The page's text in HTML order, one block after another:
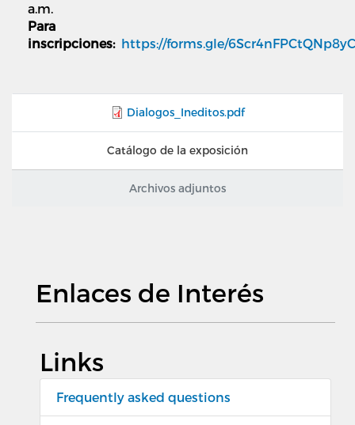
a.m.
Para
inscripciones: https://forms.gle/
Archivos adjuntos
Dialogos_Ineditos.pdf
Catálogo de la exposición
Enlaces de Interés
Links
Frequently asked questions